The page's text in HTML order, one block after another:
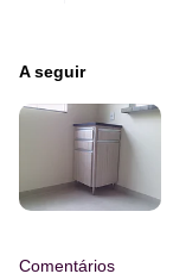
A seguir
Comentários